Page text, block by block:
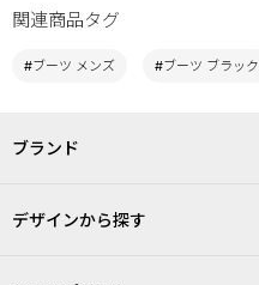
関連商品タグ
#ブーツ メンズ #ブーツ ブラック
ブランド
デザインから探す